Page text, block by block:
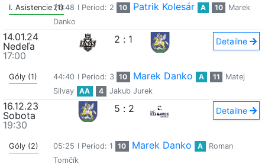
I. Asistencie (1)26:48 I Period: 2 10 Patrik Kolesár A 10
Marek
Danko
14.01.24
Nedeľa
17:00
2 : 1 Detailne
Góly (1) 44:40 I Period: 3 10 Marek Danko A 11
Matej
Silvay
AA 4 Jakub Jurek
16.12.23
Sobota
19:30
5 : 2 Detailne
Góly (2) 05:25 I Period: 1 10 Marek Danko A
Roman
Tomčík